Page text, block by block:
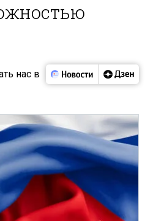
нас в